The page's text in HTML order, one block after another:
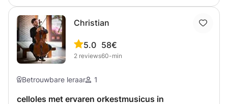
Christian
5.0
2 reviews
58€
60-min
Betrouwbare leraar 1
celloles met ervaren orkestmusicus in